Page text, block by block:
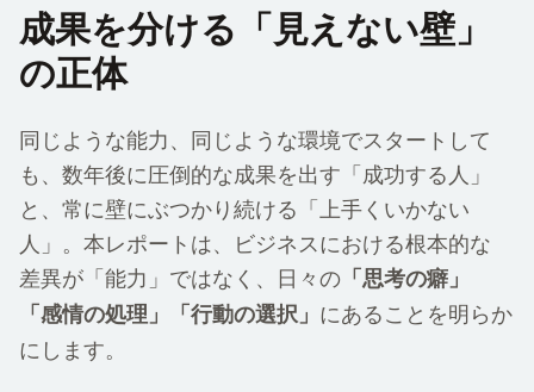
成果を分ける「見えない壁」
の正体
同 じような能力、 同 じような環境でスタートして
も、 数年後に圧倒的な成果を出す「成功する 人 」
と、 常に壁にぶつかり続ける「 上手くいかない
人 」。 本レポートは、ビジネスにおける根本的な
差異が「能力 」ではなく、 日々の 「思考の癖 」
「感情の処理 」「行動の選択 」 にあることを明らか
にします。